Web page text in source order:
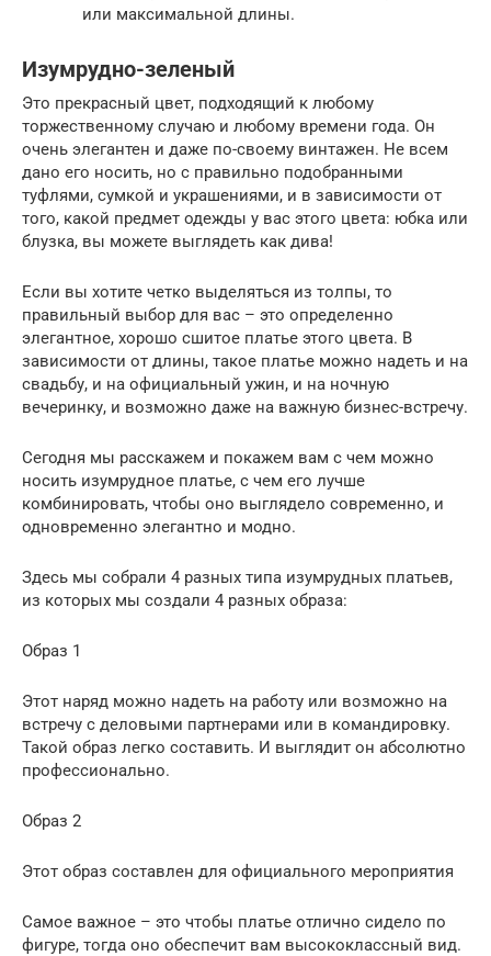
или максимальной длины.
Изумрудно-зеленый
Это прекрасный цвет, подходящий к любому
торжественному случаю и любому времени года. Он
очень элегантен и даже по-своему винтажен. Не всем
дано его носить, но с правильно подобранными
туфлями, сумкой и украшениями, и в зависимости от
того, какой предмет одежды у вас этого цвета: юбка или
блузка, вы можете выглядеть как дива!
Если вы хотите четко выделяться из толпы, то
правильный выбор для вас – это определенно
элегантное, хорошо сшитое платье этого цвета. В
зависимости от длины, такое платье можно надеть и на
свадьбу, и на официальный ужин, и на ночную
вечеринку, и возможно даже на важную бизнес-встречу.
Сегодня мы расскажем и покажем вам с чем можно
носить изумрудное платье, с чем его лучше
комбинировать, чтобы оно выглядело современно, и
одновременно элегантно и модно.
Здесь мы собрали 4 разных типа изумрудных платьев,
из которых мы создали 4 разных образа:
Образ 1
Этот наряд можно надеть на работу или возможно на
встречу с деловыми партнерами или в командировку.
Такой образ легко составить. И выглядит он абсолютно
профессионально.
Образ 2
Этот образ составлен для официального мероприятия
Самое важное – это чтобы платье отлично сидело по
фигуре, тогда оно обеспечит вам высококлассный вид.